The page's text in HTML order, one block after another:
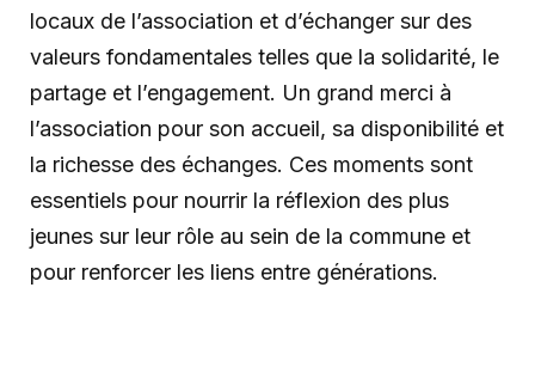
locaux de l’association et d’échanger sur des
valeurs fondamentales telles que la solidarité, le
partage et l’engagement. Un grand merci à
l’association pour son accueil, sa disponibilité et
la richesse des échanges. Ces moments sont
essentiels pour nourrir la réflexion des plus
jeunes sur leur rôle au sein de la commune et
pour renforcer les liens entre générations.